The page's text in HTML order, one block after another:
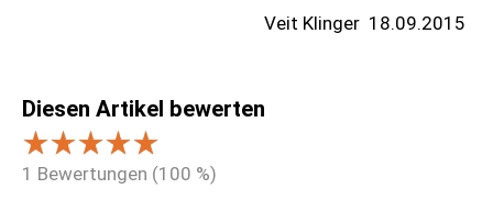
Veit Klinger 18.09.2015
Diesen Artikel bewerten
1 Bewertungen (100 %)